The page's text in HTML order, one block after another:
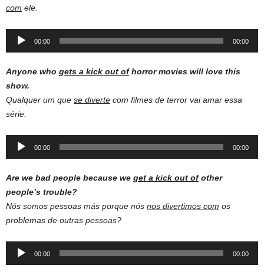
com ele.
Audio
00:00 00:00
Anyone who gets a kick out ofhorror movies will love this
show.
Qualquer um que se diverte com filmes de terror vai amar essa
série.
Audio
00:00 00:00
Are we bad people because we get a kick out ofother
people’s trouble?
Nós somos pessoas más porque nós nos divertimos com os
problemas de outras pessoas?
Audio
00:00 00:00